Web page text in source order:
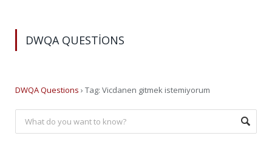
DWQA QUESTIONS
DWQA Questions › Tag: Vicdanen gitmek istemiyorum